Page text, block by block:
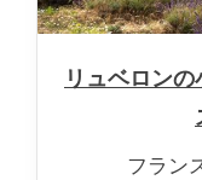
リュベロン
フラン